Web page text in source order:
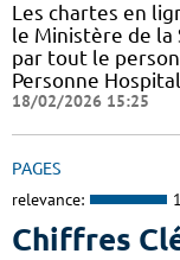
Les chartes en
le Ministère de la
par tout le
Personne
18/02/2026 15:25
PAGES
relevance:
Chiffres